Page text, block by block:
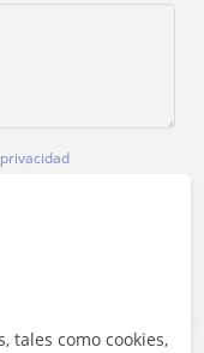
privacidad
tales como cookies,